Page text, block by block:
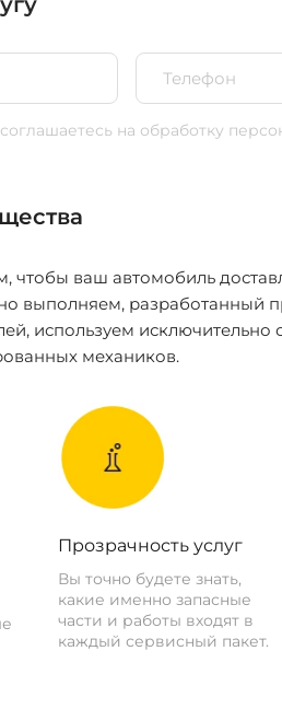
на обработку
чтобы ваш автомобиль
выполняем, разработанный
используем
механиков.
Прозрачность услуг
Вы точно будете знать,
какие именно запасные
части и работы входят в
каждый сервисный пакет.